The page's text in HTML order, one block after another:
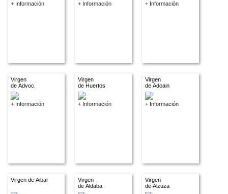
+ Información + Información + Información
Virgen
de Advoc.
descon.
+ Información
Virgen
de Huertos
+ Información
Virgen
de Adoain
+ Información
Virgen de Aibar
Virgen
de Aldaba
Virgen
de Alzuza